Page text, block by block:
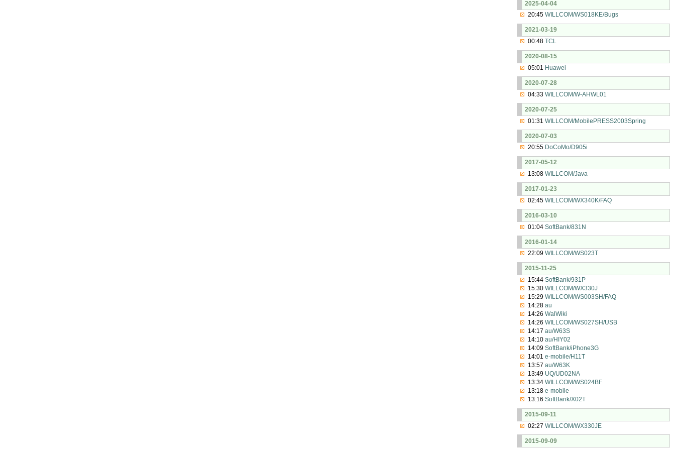
2025-04-04
20:45WILLCOM/WS018KE/Bugs
2021-03-19
00:48TCL
2020-08-15
05:01 Huawei
2020-07-28
04:33WILLCOM/W-AHWL01
2020-07-25
01:31WILLCOM/MobilePRESS2003Spring
2020-07-03
20:55 DoCoMo/D905i
2017-05-12
13:08WILLCOM/Java
2017-01-23
02:45WILLCOM/WX340K/FAQ
2016-03-10
01:04SoftBank/831N
2016-01-14
22:09WILLCOM/WS023T
2015-11-25
15:44SoftBank/931P
15:30WILLCOM/WX330J
15:29WILLCOM/WS003SH/FAQ
14:28au
14:26WalWiki
14:26WILLCOM/WS027SH/USB
14:17au/W63S
14:10au/HIY02
14:09SoftBank/iPhone3G
14:01e-mobile/H11T
13:57au/W63K
13:49 UQ/UD02NA
13:34WILLCOM/WS024BF
13:18e-mobile
13:16SoftBank/X02T
2015-09-11
02:27WILLCOM/WX330JE
2015-09-09